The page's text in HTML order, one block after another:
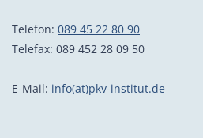
Telefon: 089 45 22 80 90
Telefax: 089 452 28 09 50
E-Mail: info(at)pkv-institut.de